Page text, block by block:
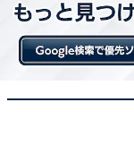
【10月の運勢】
【10月の運勢】
【10月の運勢】